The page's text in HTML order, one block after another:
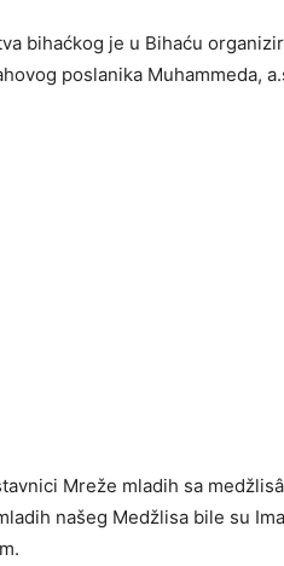
bihaćkog je u Bihaću
poslanika Muhammeda,
Mreže mladih sa
našeg Medžlisa bile su